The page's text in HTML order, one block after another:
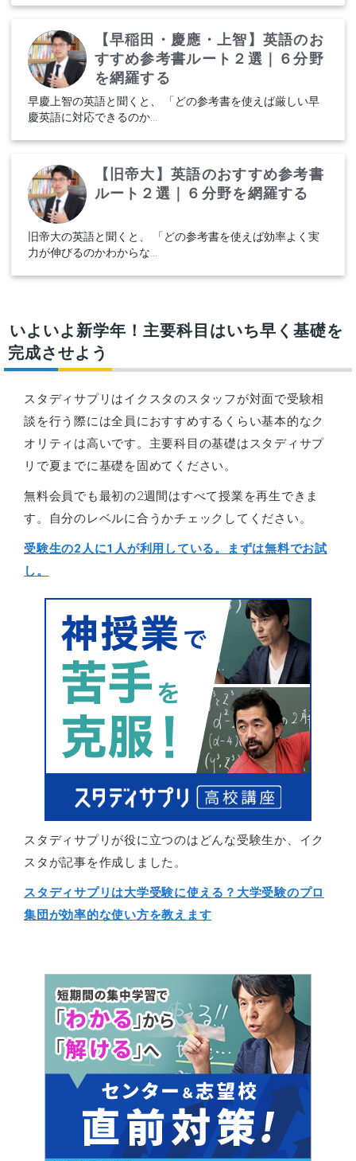
【早稲田・慶應・上智】英語のお
すすめ参考書ルート２選｜６分野
を網羅する
早慶上智の英語と聞くと、 「どの参考書を使えば厳しい早
慶英語に対応できるのか...
【旧帝大】英語のおすすめ参考書
ルート２選｜６分野を網羅する
旧帝大の英語と聞くと、 「どの参考書を使えば効率よく実
力が伸びるのかわからな...
いよいよ新学年！主要科目はいち早く基礎を
完成させよう
スタディサプリはイクスタのスタッフが対面で受験相
談を行う際には全員におすすめするくらい基本的なク
オリティは高いです。主要科目の基礎はスタディサプ
リで夏までに基礎を固めてください。
無料会員でも最初の2週間はすべて授業を再生できま
す。自分のレベルに合うかチェックしてください。
受験生の2人に1人が利用している。まずは無料でお試
し。
スタディサプリが役に立つのはどんな受験生か、イク
スタが記事を作成しました。
スタディサプリは大学受験に使える？大学受験のプロ
集団が効率的な使い方を教えます